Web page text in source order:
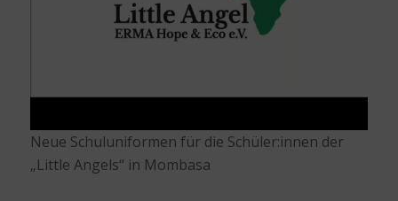
Neue Schuluniformen für die Schüler:innen der
„Little Angels“ in Mombasa